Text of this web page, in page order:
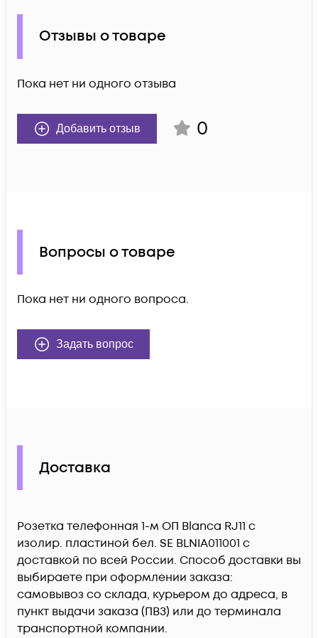
Отзывы о товаре
Пока нет ни одного отзыва
Добавить отзыв 0
Вопросы о товаре
Пока нет ни одного вопроса.
Задать вопрос
Доставка
Розетка телефонная 1-м ОП Blanca RJ11 с
изолир. пластиной бел. SE BLNIA011001 c
доставкой по всей России. Способ доставки вы
выбираете при оформлении заказа:
самовывоз со склада, курьером до адреса, в
пункт выдачи заказа (ПВЗ) или до терминала
транспортной компании.